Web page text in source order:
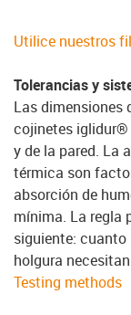
Utilice nuestros
Tolerancias y
Las dimensiones
cojinetes iglidur®
y de la pared. La
térmica son
absorción de
mínima. La regla
siguiente: cuanto
holgura
Testing methods